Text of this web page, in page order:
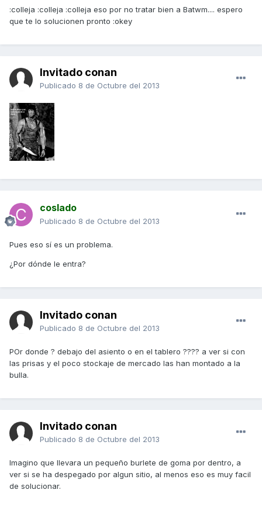
:colleja :colleja :colleja eso por no tratar bien a Batwm.... espero
que te lo solucionen pronto :okey
Invitado conan
Publicado 8 de Octubre del 2013
coslado
Publicado 8 de Octubre del 2013
Pues eso sí es un problema.
¿Por dónde le entra?
Invitado conan
Publicado 8 de Octubre del 2013
POr donde ? debajo del asiento o en el tablero ???? a ver si con
las prisas y el poco stockaje de mercado las han montado a la
bulla.
Invitado conan
Publicado 8 de Octubre del 2013
Imagino que llevara un pequeño burlete de goma por dentro, a
ver si se ha despegado por algun sitio, al menos eso es muy facil
de solucionar.